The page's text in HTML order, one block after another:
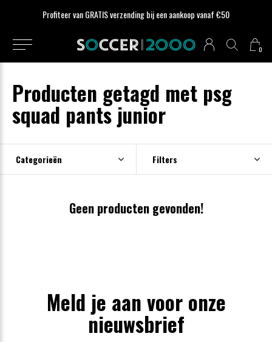
0
Profiteer van GRATIS verzending bij een aankoop vanaf €50
Producten getagd met psg
squad pants junior
Categorieën Filters
Geen producten gevonden!
Meld je aan voor onze
nieuwsbrief